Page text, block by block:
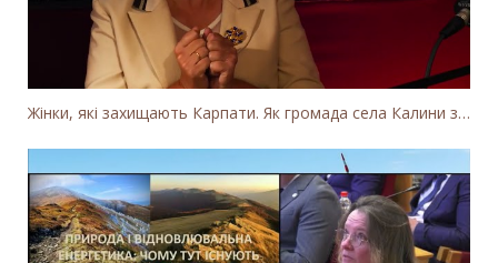
Жінки, які захищають Карпати. Як громада села Калини захищає річку Тересву від забудови МГЕС